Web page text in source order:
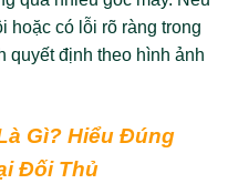
hoặc có lỗi rõ ràng trong
quyết định theo hình ảnh
Gì? Hiểu Đúng
Đối Thủ